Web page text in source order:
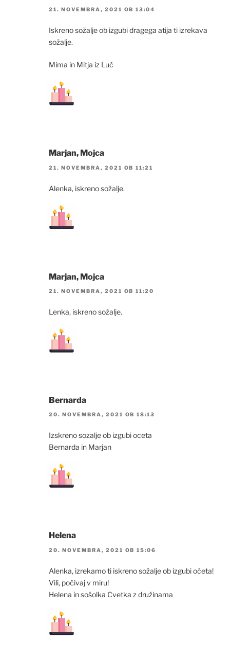
21. NOVEMBRA, 2021 OB 13:04
Iskreno sožalje ob izgubi dragega atija ti izrekava
sožalje.
Mima in Mitja iz Luč
Marjan, Mojca
21. NOVEMBRA, 2021 OB 11:21
Alenka, iskreno sožalje.
Marjan, Mojca
21. NOVEMBRA, 2021 OB 11:20
Lenka, iskreno sožalje.
Bernarda
20. NOVEMBRA, 2021 OB 18:13
Izskreno sozalje ob izgubi oceta
Bernarda in Marjan
Helena
20. NOVEMBRA, 2021 OB 15:06
Alenka, izrekamo ti iskreno sožalje ob izgubi očeta!
Vili, počivaj v miru!
Helena in sošolka Cvetka z družinama